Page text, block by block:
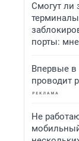
Смогут ли
порты:
Впервые в
проводит
Не